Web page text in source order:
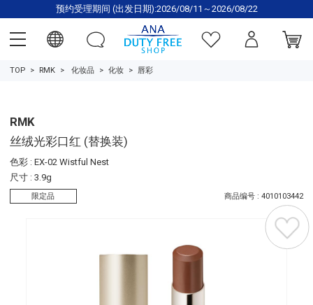
预约受理期间 (出发日期):2026/08/11～2026/08/22
TOP RMK 化妆品 化妆 唇彩
RMK
丝绒光彩口红 (替换装)
色彩 : EX-02 Wistful Nest
尺寸 : 3.9g
限定品 商品编号 : 4010103442